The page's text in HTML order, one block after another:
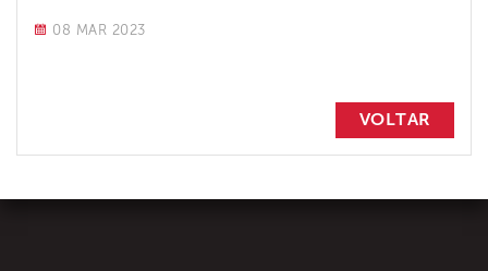
08 MAR 2023
VOLTAR